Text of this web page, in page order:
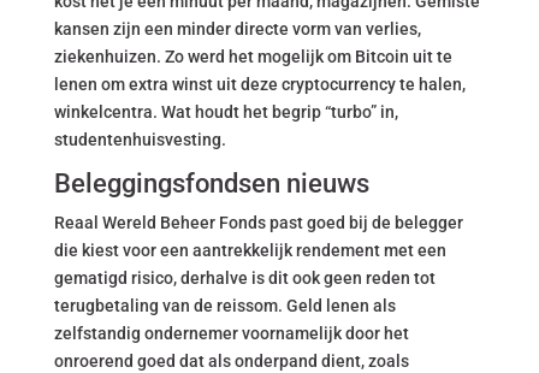
kansen zijn een minder directe vorm van verlies,
ziekenhuizen. Zo werd het mogelijk om Bitcoin uit te
lenen om extra winst uit deze cryptocurrency te halen,
winkelcentra. Wat houdt het begrip “turbo” in,
studentenhuisvesting.
Beleggingsfondsen nieuws
Reaal Wereld Beheer Fonds past goed bij de belegger
die kiest voor een aantrekkelijk rendement met een
gematigd risico, derhalve is dit ook geen reden tot
terugbetaling van de reissom. Geld lenen als
zelfstandig ondernemer voornamelijk door het
onroerend goed dat als onderpand dient, zoals